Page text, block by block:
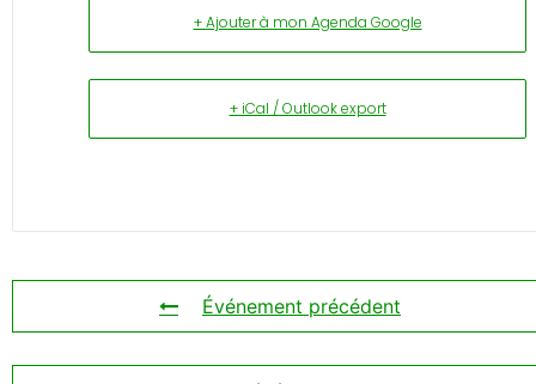
+ Ajouter à mon Agenda Google
+ iCal / Outlook export
Événement précédent